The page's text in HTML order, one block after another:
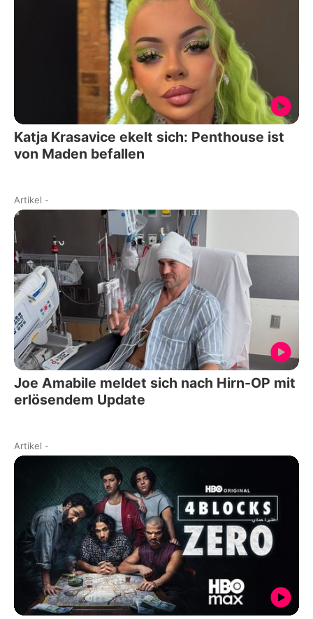
Katja Krasavice ekelt sich: Penthouse ist
von Maden befallen
Artikel -
Joe Amabile meldet sich nach Hirn-OP mit
erlösendem Update
Artikel -